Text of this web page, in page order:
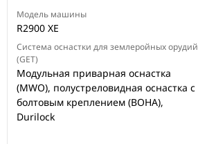
Модель машины
R2900 XE
Система оснастки для землеройных орудий
(GET)
Модульная приварная оснастка
(MWO), полустреловидная оснастка с
болтовым креплением (BOHA),
Durilock